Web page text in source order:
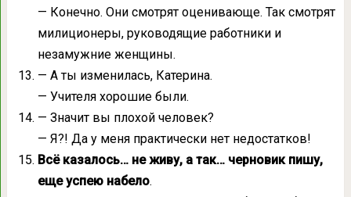
— Конечно. Они смотрят оценивающе. Так смотрят
милиционеры, руководящие работники и
незамужние женщины.
— А ты изменилась, Катерина.
— Учителя хорошие были.
— Значит вы плохой человек?
— Я?! Да у меня практически нет недостатков!
Всё казалось… не живу, а так… черновик пишу,
еще успею набело.